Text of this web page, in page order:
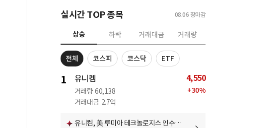
실시간 TOP 종목 08.06 장마감
상승 하락 거래대금 거래량
전체 코스피 코스닥 ETF
1 유니켐
거래량 60,138
거래대금 2.7억
4,550
+30%
유니켐, 美 루미아 테크놀로지스 인수…